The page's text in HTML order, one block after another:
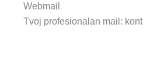
Webmail
Tvoj profesionalan mail: